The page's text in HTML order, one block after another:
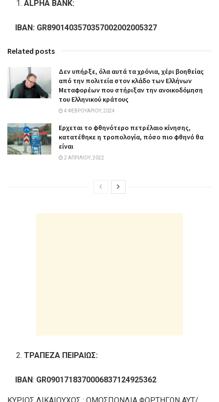
ALPHA BANK:
IBAN: GR8901403570357002002005327
Related posts
Δεν υπήρξε, όλα αυτά τα χρόνια, χέρι βοηθείας
από την πολιτεία στον κλάδο των Ελλήνων
Μεταφορέων που στήριξαν την ανοικοδόμηση
του Ελληνικού κράτους
4 ΦΕΒΡΟΥΑΡΊΟΥ, 2024
Ερχεται το φθηνότερο πετρέλαιο κίνησης,
κατατέθηκε η τροπολογία, πόσο πιο φθηνό θα
είναι
2 ΑΠΡΙΛΊΟΥ, 2022
ΤΡΑΠΕΖΑ ΠΕΙΡΑΙΩΣ:
IBAN: GR0901718370006837124925362